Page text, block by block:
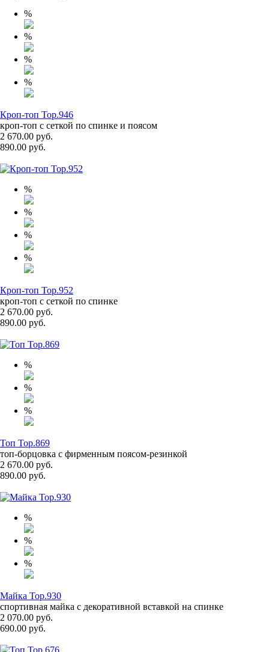
%
%
%
%
Кроп-топ Top.946
кроп-топ с сеткой по спинке и поясом
2 670.00 руб.
890.00 руб.
%
%
%
%
Кроп-топ Top.952
кроп-топ с сеткой по спинке
2 670.00 руб.
890.00 руб.
%
%
%
Топ Top.869
топ-борцовка с фирменным поясом-резинкой
2 670.00 руб.
890.00 руб.
%
%
%
Майка Top.930
спортивная майка с декоративной вставкой на спинке
2 070.00 руб.
690.00 руб.